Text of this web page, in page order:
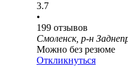
3.7
•
199 отзывов
Смоленск, р-н
Можно без резюме
Откликнуться